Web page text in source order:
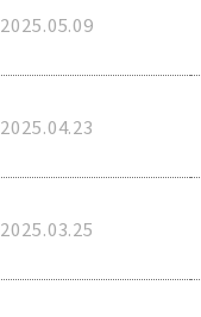
2025.05.09
2025.04.23
2025.03.25